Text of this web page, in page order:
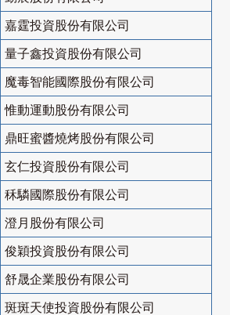
嘉霆投資股份有限公司
量子鑫投資股份有限公司
魔毒智能國際股份有限公司
惟動運動股份有限公司
鼎旺蜜醬燒烤股份有限公司
玄仁投資股份有限公司
秝驎國際股份有限公司
澄月股份有限公司
俊穎投資股份有限公司
舒晟企業股份有限公司
斑斑天使投資股份有限公司